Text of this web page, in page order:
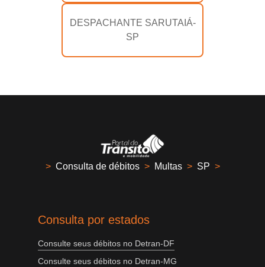
DESPACHANTE SARUTAIÁ-
SP
> Consulta de débitos > Multas > SP >
Consulta por estados
Consulte seus débitos no Detran-DF
Consulte seus débitos no Detran-MG